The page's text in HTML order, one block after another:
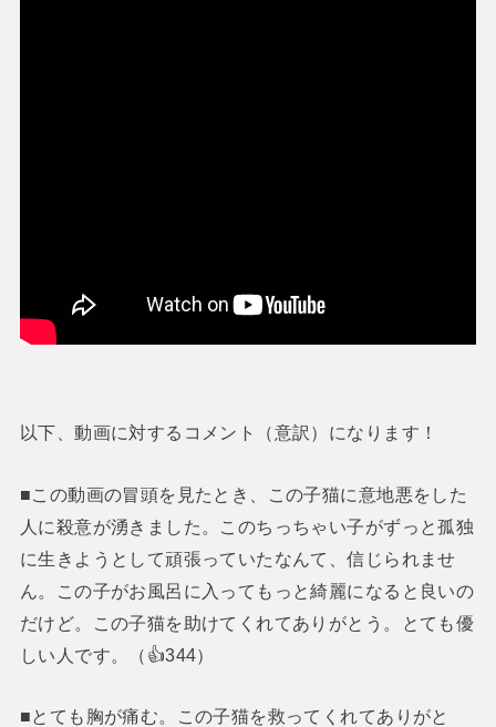
以下、動画に対するコメント（意訳）になります！
■この動画の冒頭を見たとき、この子猫に意地悪をした
人に殺意が湧きました。このちっちゃい子がずっと孤独
に生きようとして頑張っていたなんて、信じられませ
ん。この子がお風呂に入ってもっと綺麗になると良いの
だけど。この子猫を助けてくれてありがとう。とても優
しい人です。（👍344）
■とても胸が痛む。この子猫を救ってくれてありがと